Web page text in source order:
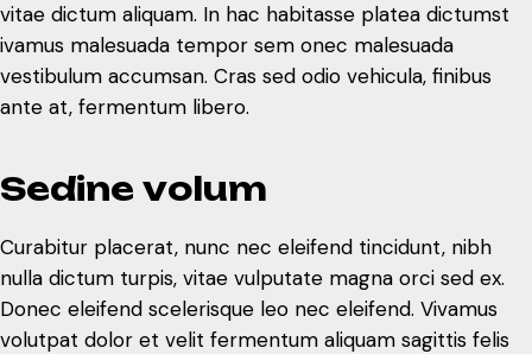
Sedine volum
Curabitur placerat, nunc nec eleifend tincidunt, nibh
volutpat dolor et velit fermentum aliquam sagittis felis
ivamus malesuada tempor sem onec malesuada
vestibulum accumsan. Cras sed odio vehicula, finibus
ante at, fermentum libero.
vitae dictum aliquam. In hac habitasse platea dictumst
ivamus malesuada tempor sem onec malesuada
vestibulum accumsan. Cras sed odio vehicula, finibus
ante at, fermentum libero.
Sedine volum
Curabitur placerat, nunc nec eleifend tincidunt, nibh
nulla dictum turpis, vitae vulputate magna orci sed ex.
Donec eleifend scelerisque leo nec eleifend. Vivamus
volutpat dolor et velit fermentum aliquam sagittis felis